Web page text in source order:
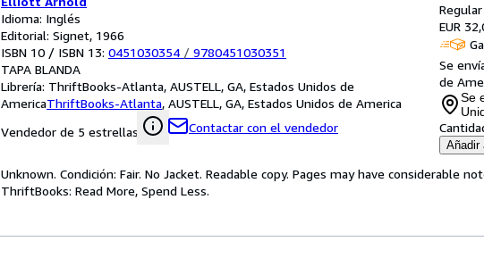
Idioma: Inglés
Editorial: Signet, 1966
ISBN 10 / ISBN 13: 0451030354 / 9780451030351
TAPA BLANDA
Librería: ThriftBooks-Atlanta, AUSTELL, GA, Estados Unidos de
AmericaThriftBooks-Atlanta, AUSTELL, GA, Estados Unidos de America
Vendedor de 5 estrellas
Contactar con el vendedor
Regular
EUR
Se
de
Se
Añadir
Unknown. Condición: Fair. No Jacket. Readable copy. Pages may have considerable
ThriftBooks: Read More, Spend Less.